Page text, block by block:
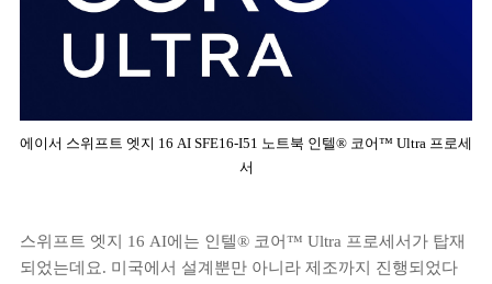
에이서 스위프트 엣지 16 AI SFE16-I51 노트북 인텔® 코어™ Ultra 프로세
서
스위프트 엣지 16 AI에는 인텔® 코어™ Ultra 프로세서가 탑재
되었는데요. 미국에서 설계뿐만 아니라 제조까지 진행되었다